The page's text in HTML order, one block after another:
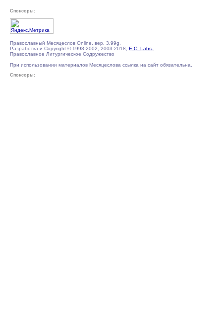
Спонсоры:
Православный Месяцеслов Online, вер. 3.99g.
Разработка и Copyright © 1998-2002, 2003-2018, E.C. Labs.
Православное Литургическое Содружество
При использовании материалов Месяцеслова ссылка на сайт обязательна.
Спонсоры: